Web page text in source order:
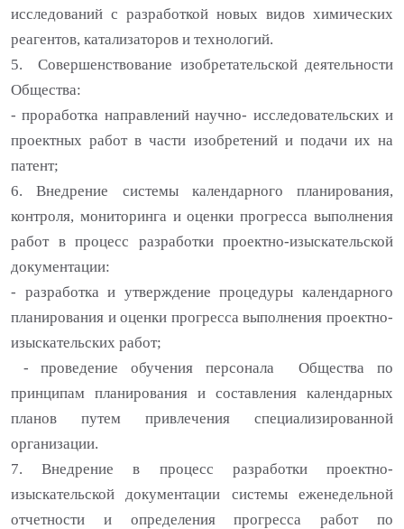
исследований с разработкой новых видов химических
реагентов, катализаторов и технологий.
5. Совершенствование изобретательской деятельности
Общества:
- проработка направлений научно- исследовательских и
проектных работ в части изобретений и подачи их на
патент;
6. Внедрение системы календарного планирования,
контроля, мониторинга и оценки прогресса выполнения
работ в процесс разработки проектно-изыскательской
документации:
- разработка и утверждение процедуры календарного
планирования и оценки прогресса выполнения проектно-
изыскательских работ;
- проведение обучения персонала Общества по
принципам планирования и составления календарных
планов путем привлечения специализированной
организации.
7. Внедрение в процесс разработки проектно-
изыскательской документации системы еженедельной
отчетности и определения прогресса работ по